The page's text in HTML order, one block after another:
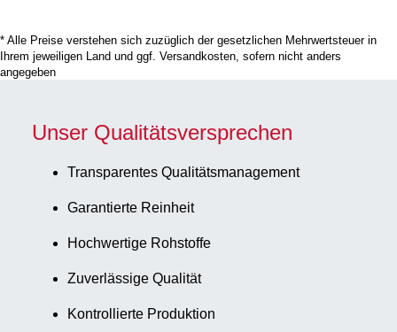
* Alle Preise verstehen sich zuzüglich der gesetzlichen Mehrwertsteuer in
Ihrem jeweiligen Land und ggf. Versandkosten, sofern nicht anders
angegeben
Unser Qualitätsversprechen
Transparentes Qualitätsmanagement
Garantierte Reinheit
Hochwertige Rohstoffe
Zuverlässige Qualität
Kontrollierte Produktion